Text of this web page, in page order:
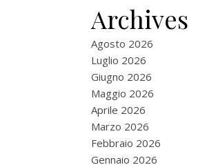
Archives
Agosto 2026
Luglio 2026
Giugno 2026
Maggio 2026
Aprile 2026
Marzo 2026
Febbraio 2026
Gennaio 2026